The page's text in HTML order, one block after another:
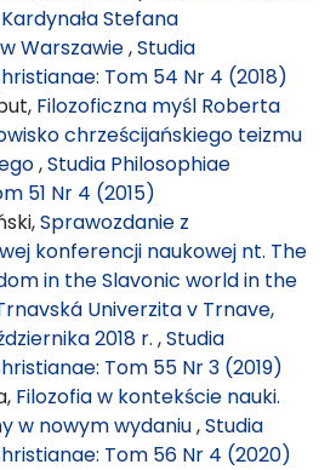
Stefana
Warszawie,Studia
Tom 54 Nr 4 (2018)
Filozoficzna myśl Roberta
chrześcijańskiego teizmu
,Studia Philosophiae
51 Nr 4 (2015)
Sprawozdanie z
konferencji naukowej nt. The
in the Slavonic world in the
Univerzita v Trnave,
2018 r. ,Studia
Tom 55 Nr 3 (2019)
Filozofia w kontekście nauki.
w nowym wydaniu,Studia
Tom 56 Nr 4 (2020)